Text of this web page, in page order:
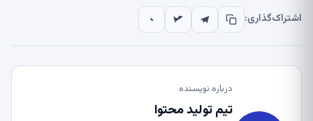
اشتراک‌گذاری:
درباره نویسنده
تیم تولید محتوا